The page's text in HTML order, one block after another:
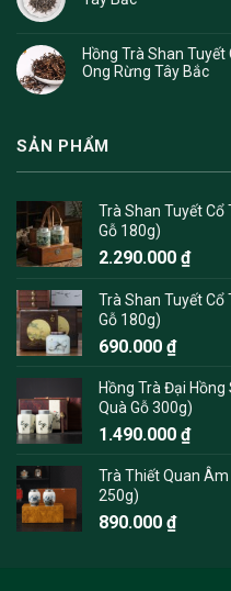
Hồng Trà Shan
Ong Rừng Tây Bắc
SẢN PHẨM
Trà Shan Tuyết
Gỗ 180g)
2.290.000 ₫
Trà Shan Tuyết
Gỗ 180g)
690.000 ₫
Hồng Trà Đại Hồng
Quà Gỗ 300g)
1.490.000 ₫
Trà Thiết Quan Âm
250g)
890.000 ₫